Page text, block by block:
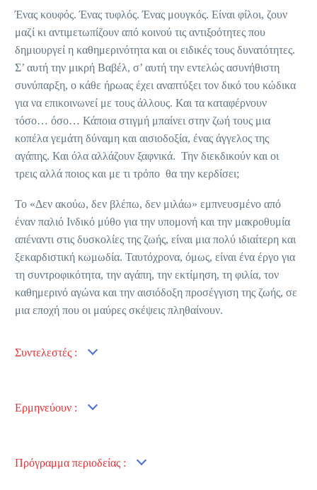
Ένας κουφός. Ένας τυφλός. Ένας μουγκός. Είναι φίλοι, ζουν
μαζί κι αντιμετωπίζουν από κοινού τις αντιξοότητες που
δημιουργεί η καθημερινότητα και οι ειδικές τους δυνατότητες.
Σ’ αυτή την μικρή Βαβέλ, σ’ αυτή την εντελώς ασυνήθιστη
συνύπαρξη, ο κάθε ήρωας έχει αναπτύξει τον δικό του κώδικα
για να επικοινωνεί με τους άλλους. Και τα καταφέρνουν
τόσο… όσο… Κάποια στιγμή μπαίνει στην ζωή τους μια
κοπέλα γεμάτη δύναμη και αισιοδοξία, ένας άγγελος της
αγάπης. Και όλα αλλάζουν ξαφνικά. Την διεκδικούν και οι
τρεις αλλά ποιος και με τι τρόπο θα την κερδίσει;
Το «Δεν ακούω, δεν βλέπω, δεν μιλάω» εμπνευσμένο από
έναν παλιό Ινδικό μύθο για την υπομονή και την μακροθυμία
απέναντι στις δυσκολίες της ζωής, είναι μια πολύ ιδιαίτερη και
ξεκαρδιστική κωμωδία. Ταυτόχρονα, όμως, είναι ένα έργο για
τη συντροφικότητα, την αγάπη, την εκτίμηση, τη φιλία, τον
καθημερινό αγώνα και την αισιόδοξη προσέγγιση της ζωής, σε
μια εποχή που οι μαύρες σκέψεις πληθαίνουν.
Συντελεστές :
Eρμηνεύουν :
Πρόγραμμα περιοδείας :